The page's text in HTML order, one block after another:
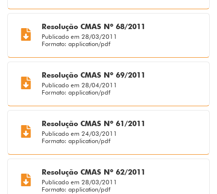
Resolução CMAS Nº 68/2011
Publicado em 28/03/2011
Formato: application/pdf
Resolução CMAS Nº 69/2011
Publicado em 28/04/2011
Formato: application/pdf
Resolução CMAS Nº 61/2011
Publicado em 24/03/2011
Formato: application/pdf
Resolução CMAS Nº 62/2011
Publicado em 28/03/2011
Formato: application/pdf